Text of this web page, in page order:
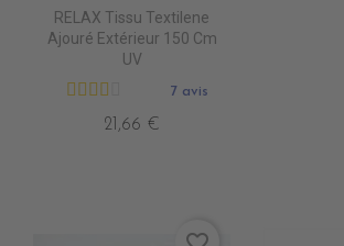
RELAX Tissu Textilene
Ajouré Extérieur 150 Cm
UV
7 avis
21,66 €